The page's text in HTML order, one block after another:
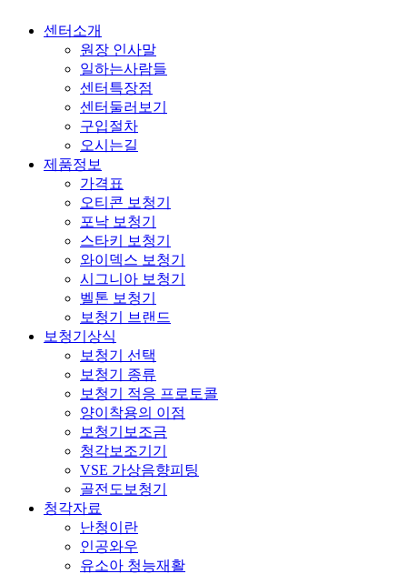
센터소개
원장 인사말
일하는사람들
센터특장점
센터둘러보기
구입절차
오시는길
제품정보
가격표
오티콘 보청기
포낙 보청기
스타키 보청기
와이덱스 보청기
시그니아 보청기
벨톤 보청기
보청기 브랜드
보청기상식
보청기 선택
보청기 종류
보청기 적응 프로토콜
양이착용의 이점
보청기보조금
청각보조기기
VSE 가상음향피팅
골전도보청기
청각자료
난청이란
인공와우
유소아 청능재활